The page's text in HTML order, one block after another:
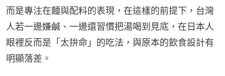
而是專注在麵與配料的表現，在這樣的前提下，台灣
人若一邊嫌鹹、一邊還習慣把湯喝到見底，在日本人
眼裡反而是「太拚命」的吃法，與原本的飲食設計有
明顯落差。